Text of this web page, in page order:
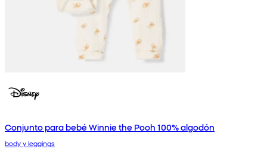
Conjunto para bebé Winnie the Pooh 100% algodón
body y leggings